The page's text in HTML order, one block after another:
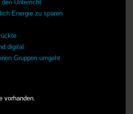
Unterricht
Energie zu sparen
digital
Gruppen umgeht
vorhanden.